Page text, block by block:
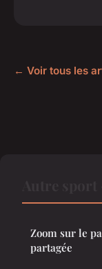
← Voir tous les
Zoom sur le
partagée